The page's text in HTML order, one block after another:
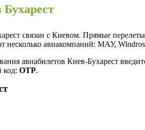
связан с Киевом. Прямые
несколько авиакомпаний: МАУ,
авиабилетов Киев-Бухарест
код: OTP.